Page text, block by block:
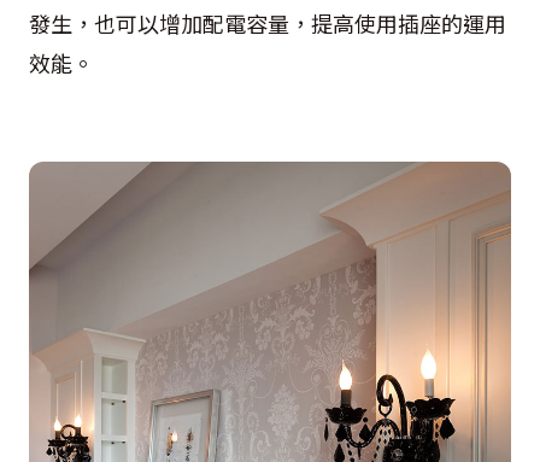
發生，也可以增加配電容量，提高使用插座的運用
效能。